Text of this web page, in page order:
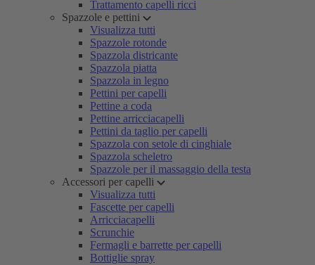
Trattamento capelli ricci
Spazzole e pettini
Visualizza tutti
Spazzole rotonde
Spazzola districante
Spazzola piatta
Spazzola in legno
Pettini per capelli
Pettine a coda
Pettine arricciacapelli
Pettini da taglio per capelli
Spazzola con setole di cinghiale
Spazzola scheletro
Spazzole per il massaggio della testa
Accessori per capelli
Visualizza tutti
Fascette per capelli
Arricciacapelli
Scrunchie
Fermagli e barrette per capelli
Bottiglie spray